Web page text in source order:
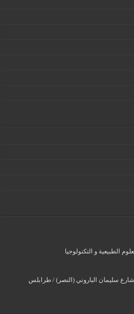
الطبيعية و التكنولوجيا
سليمان الباروني (النصر) / طرابلس